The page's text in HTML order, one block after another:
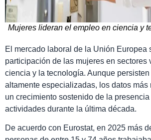
Mujeres lideran el empleo en ciencia y
El mercado laboral de la Unión Europea
participación de las mujeres en sectores
ciencia y la tecnología. Aunque
altamente especializadas, los datos más
un crecimiento sostenido de la
actividades durante la última década.
De acuerdo con Eurostat, en 2025 más